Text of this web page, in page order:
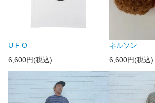
U F O
6,600円(税込)
ネルソン
6,600円(税込)